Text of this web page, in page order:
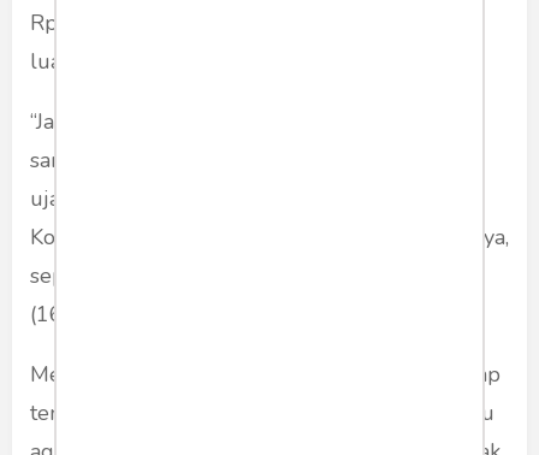
Rp 50 miliar di rekening permainan kasino di
luar negeri.
“Jangan setengah-setengah mengungkap, tapi
sampaikan sejelas-jelasnya dan sebut nama,”
ujar Hidayat saat ditemui di sela Rapat
Koordinasi Wilayah DPW PKS Jatim, di Surabaya,
seperti dilansir
(16/12/2019 08:29 WIB).
Menurut Hidayat, PPATK haruslah mengungkap
temuan itu dengan jelas dan transparan. Hal itu